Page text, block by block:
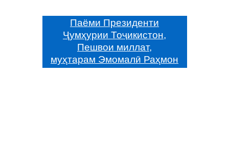
Паёми Президенти
Ҷумҳурии Тоҷикистон,
Пешвои миллат,
муҳтарам Эмомалӣ Раҳмон